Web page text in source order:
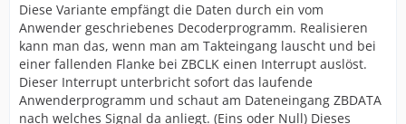
Diese Variante empfängt die Daten durch ein vom
Anwender geschriebenes Decoderprogramm. Realisieren
kann man das, wenn man am Takteingang lauscht und bei
einer fallenden Flanke bei ZBCLK einen Interrupt auslöst.
Dieser Interrupt unterbricht sofort das laufende
Anwenderprogramm und schaut am Dateneingang ZBDATA
nach welches Signal da anliegt. (Eins oder Null) Dieses